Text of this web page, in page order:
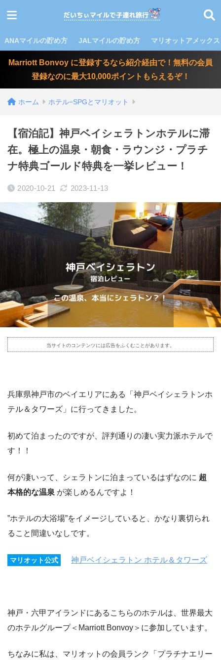
ANAマイルの貯め方 JALマイルの貯め方 マリオットアメック
Marriott Bonvoy に登録するなら紹介経由で！無料の会員
登録なのに最大10,000ポイントもらえるぞ！
ホーム ホテル−SPGとマリオット
【宿泊記】神戸ベイシェラトンホテルに滞
在。極上の温泉・朝食・ラウンジ・プラチ
ナ特典ゴールド特典を一挙レビュー！
2020-10-21 2023-11-13
当サイトのコンテンツには広告をふくむことがあります。
兵庫県神戸市のベイエリアにある「神戸ベイシェラトンホ
テル＆タワーズ」に行ってきました。
初めて泊まったのですが、評判通りの凄い実力派ホテルで
す！！
何が凄いって、シェラトンに泊まっているはずなのに 超
本格的な温泉 が楽しめるんですよ！
”ホテルの大浴場”をイメージしていると、かなり裏切られ
ること間違いなしです。
マリオット公式 神戸ベイシェラトン ホテル＆タワーズ
神戸・六甲アイランドにあるこちらのホテルは、世界最大
のホテルグループ＜Marriott Bonvoy＞に参加しています。
ちなみに私は、マリオットの会員ランク「プラチナエリー